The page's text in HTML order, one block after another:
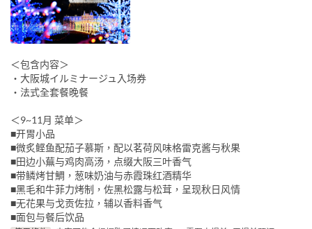
＜包含内容＞
・大阪城イルミナージュ入场券
・法式全套餐晚餐
＜9~11月 菜单＞
■开胃小品
■微炙鲣鱼配茄子慕斯，配以茗荷风味格雷克酱与秋果
■田边小蕪与鸡肉高汤，点缀大阪三叶香气
■带鳞烤甘鯛，葱味奶油与赤霞珠红酒精华
■黑毛和牛菲力烤制，佐黑松露与松茸，呈现秋日风情
■无花果与戈贡佐拉，辅以香料香气
■面包与餐后饮品